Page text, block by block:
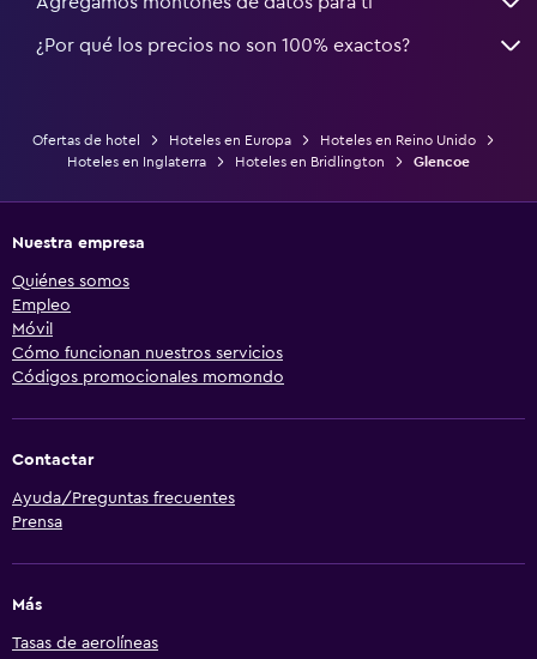
¿Por qué los precios no son 100% exactos?
Ofertas de hotel Hoteles en Europa
Hoteles en Reino Unido
Hoteles en Inglaterra
Hoteles en Bridlington Glencoe
Nuestra empresa
Quiénes somos
Empleo
Móvil
Cómo funcionan nuestros servicios
Códigos promocionales momondo
Contactar
Ayuda/Preguntas frecuentes
Prensa
Más
Tasas de aerolíneas